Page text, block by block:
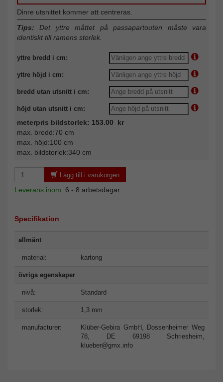
Dinre utsnittet kommer att centreras.
Tips: Det yttre måttet på passapartouten måste vara
identiskt till ramens storlek.
yttre bredd i cm:
yttre höjd i cm:
bredd utan utsnitt i cm:
höjd utan utsnitt i cm:
meterpris bildstorlek: 153.00 kr
max. bredd:70 cm
max. höjd:100 cm
max. bildstorlek:340 cm
Lägg till i varukorgen
Leverans inom: 6 - 8 arbetsdagar
Specifikation
allmänt
material: kartong
övriga egenskaper
nivå: Standard
storlek: 1,3 mm
manufacturer:
Klüber-Gebira GmbH, Dossenheimer Weg
78, DE 69198 Schriesheim,
klueber@gmx.info